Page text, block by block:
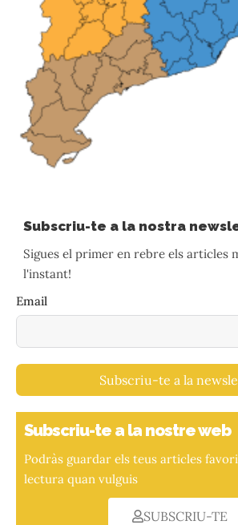
Subscriu-te a la nostra
Sigues el primer en rebre els articles
l'instant!
Email
Subscriu-te a la
Subscriu-te a la nostre web
Podràs guardar els teus articles
lectura quan vulguis
SUBSCRIU-TE